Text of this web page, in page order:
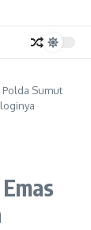
Sumut